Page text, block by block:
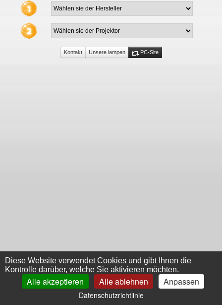
Kontakt Unsere lampen PC-Site
Diese Website verwendet Cookies und gibt Ihnen die
Kontrolle darüber, welche Sie aktivieren möchten.
Alle akzeptieren Alle ablehnen Anpassen
Datenschutzrichtlinie